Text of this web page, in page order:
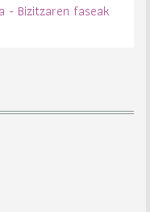
- Bizitzaren faseak